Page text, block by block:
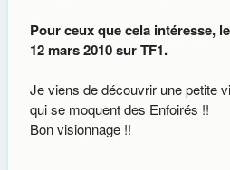
Pour ceux que cela intéresse,
12 mars 2010 sur TF1.
Je viens de découvrir une petite
qui se moquent des Enfoirés !!
Bon visionnage !!